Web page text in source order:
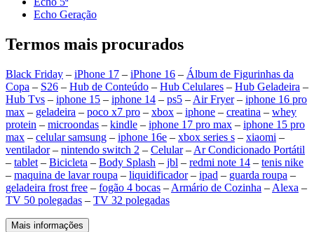
Echo Geração
Termos mais procurados
Black Friday – iPhone 17 – iPhone 16 – Álbum de Figurinhas da
Copa – S26 – Hub de Conteúdo – Hub Celulares – Hub Geladeira –
Hub Tvs – iphone 15 – iphone 14 – ps5 – Air Fryer– iphone 16 pro
max – geladeira – poco x7 pro – xbox – iphone – creatina – whey
protein – microondas – kindle – iphone 17 pro max – iphone 15 pro
max – celular samsung – iphone 16e – xbox series s – xiaomi –
ventilador– nintendo switch 2 – Celular– Ar Condicionado Portátil
– tablet – Bicicleta – Body Splash – jbl – redmi note 14 – tenis nike
– maquina de lavar roupa – liquidificador– ipad – guarda roupa –
geladeira frost free – fogão 4 bocas – Armário de Cozinha – Alexa –
TV 50 polegadas – TV 32 polegadas
Mais informações